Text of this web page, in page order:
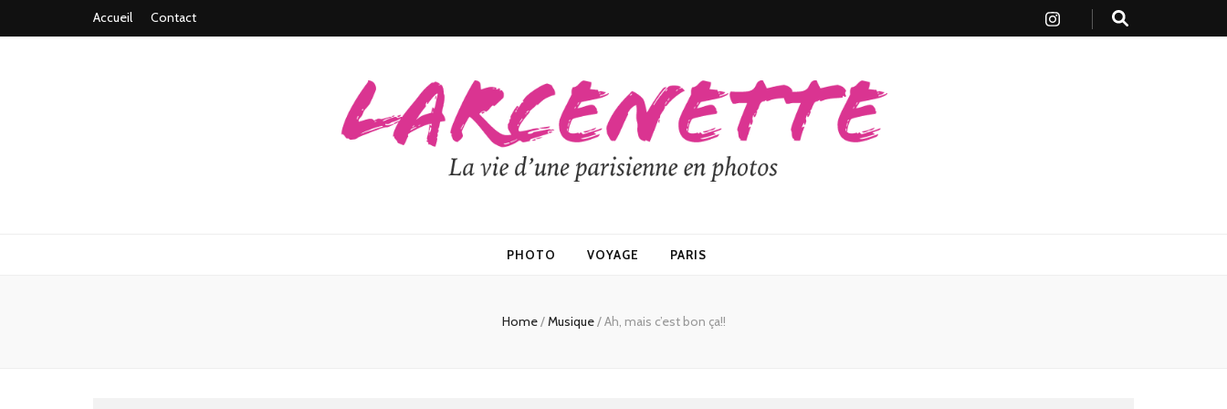
Accueil Contact
PHOTO VOYAGE PARIS
Home/Musique/Ah, mais c’est bon ça!!